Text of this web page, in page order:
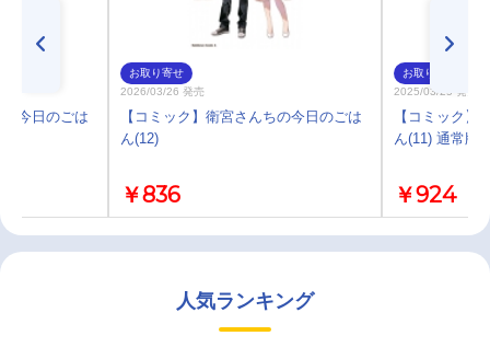
今日のごは
お取り寄せ
2026/03/26 発売
【コミック】衛宮さんちの今日のごは
ん(12)
￥836
お取り寄せ
2025/03/25 発売
【コミック】
ん(11) 通常版
￥924
人気ランキング